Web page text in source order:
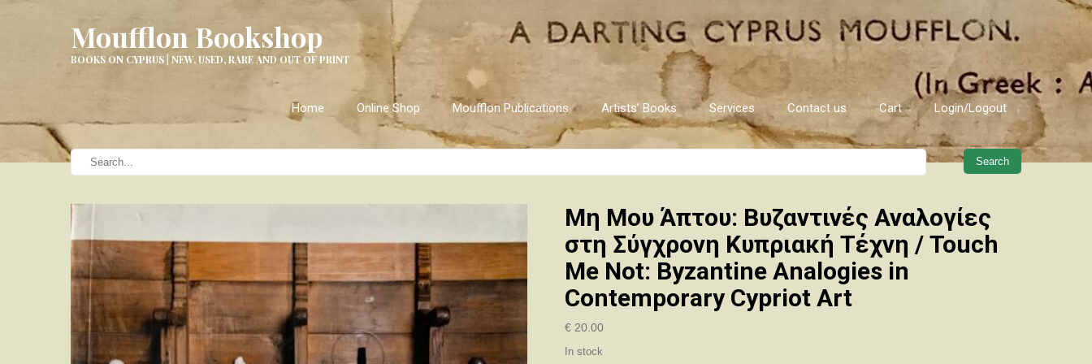
Moufflon Bookshop
BOOKS ON CYPRUS | NEW, USED, RARE AND OUT OF PRINT
Home Online Shop Moufflon Publications Artists’ Books Services Contact us Cart Login/Logout
When autocomplete results
Μη Μου Άπτου: Βυζαντινές Αναλογίες
στη Σύγχρονη Κυπριακή Τέχνη / Touch
Me Not: Byzantine Analogies in
Contemporary Cypriot Art
€ 20.00
In stock